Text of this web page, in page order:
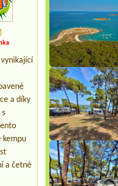
Termín od 2026-08-23
*
1 Platz für 4 Personen
kinder1 Stellplatz zelt
Termín od 2026-08-03
Camping Resort
71911 adults 8
a díky
kempu
a četné